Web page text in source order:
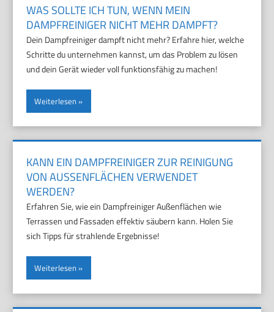
WAS SOLLTE ICH TUN, WENN MEIN
DAMPFREINIGER NICHT MEHR DAMPFT?
Dein Dampfreiniger dampft nicht mehr? Erfahre hier, welche
Schritte du unternehmen kannst, um das Problem zu lösen
und dein Gerät wieder voll funktionsfähig zu machen!
Weiterlesen
KANN EIN DAMPFREINIGER ZUR REINIGUNG
VON AUSSENFLÄCHEN VERWENDET W
ERDEN?
Erfahren Sie, wie ein Dampfreiniger Außenflächen wie
Terrassen und Fassaden effektiv säubern kann. Holen Sie
sich Tipps für strahlende Ergebnisse!
Weiterlesen